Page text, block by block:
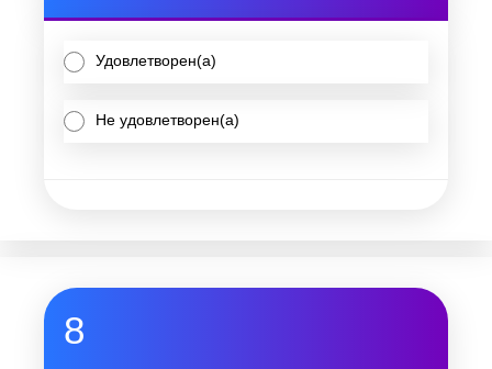
Удовлетворен(а)
Не удовлетворен(а)
8